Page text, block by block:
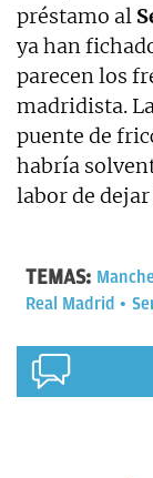
préstamo al
ya han
parecen los
madridista.
puente de
habría
labor de
TEMAS:
Real Madrid